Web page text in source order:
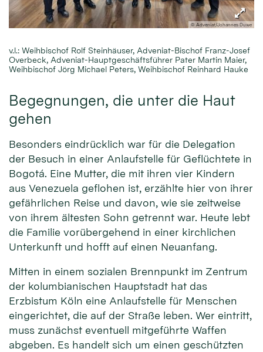
© Adveniat/Johannes Duwe
v.l.: Weihbischof Rolf Steinhäuser, Adveniat-Bischof Franz-Josef
Overbeck, Adveniat-Hauptgeschäftsführer Pater Martin Maier,
Weihbischof Jörg Michael Peters, Weihbischof Reinhard Hauke
Begegnungen, die unter die Haut
gehen
Besonders eindrücklich war für die Delegation
der Besuch in einer Anlaufstelle für Geflüchtete in
Bogotá. Eine Mutter, die mit ihren vier Kindern
aus Venezuela geflohen ist, erzählte hier von ihrer
gefährlichen Reise und davon, wie sie zeitweise
von ihrem ältesten Sohn getrennt war. Heute lebt
die Familie vorübergehend in einer kirchlichen
Unterkunft und hofft auf einen Neuanfang.
Mitten in einem sozialen Brennpunkt im Zentrum
der kolumbianischen Hauptstadt hat das
Erzbistum Köln eine Anlaufstelle für Menschen
eingerichtet, die auf der Straße leben. Wer eintritt,
muss zunächst eventuell mitgeführte Waffen
abgeben. Es handelt sich um einen geschützten